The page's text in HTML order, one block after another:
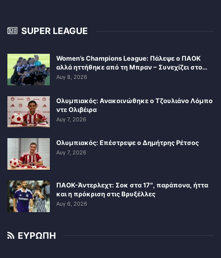
SUPER LEAGUE
Women’s Champions League: Πάλεψε ο ΠΑΟΚ
αλλά ηττήθηκε από τη Μπραν – Συνεχίζει στο…
Αυγ 8, 2026
Ολυμπιακός: Ανακοινώθηκε ο Τζουλιάνο Λόμπο
ντε Ολιβέιρα
Αυγ 7, 2026
Ολυμπιακός: Επέστρεψε ο Δημήτρης Ρέτσος
Αυγ 7, 2026
ΠΑΟΚ-Άντερλεχτ: Σοκ στα 17″, παράπονα, ήττα
και η πρόκριση στις Βρυξέλλες
Αυγ 6, 2026
ΕΥΡΩΠΗ